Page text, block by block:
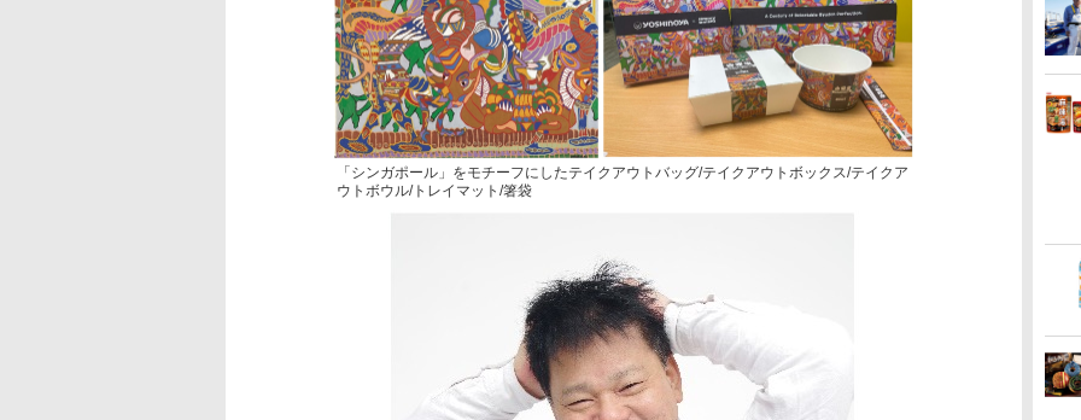
「シンガポール」をモチーフにしたテイクアウトバッグ/テイクアウトボックス/テイクア
ウトボウル/トレイマット/箸袋